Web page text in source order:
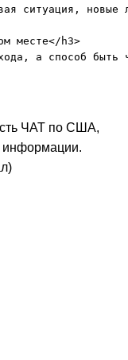
ситуация,
месте</h3>
ЧАТ по США,
информации.